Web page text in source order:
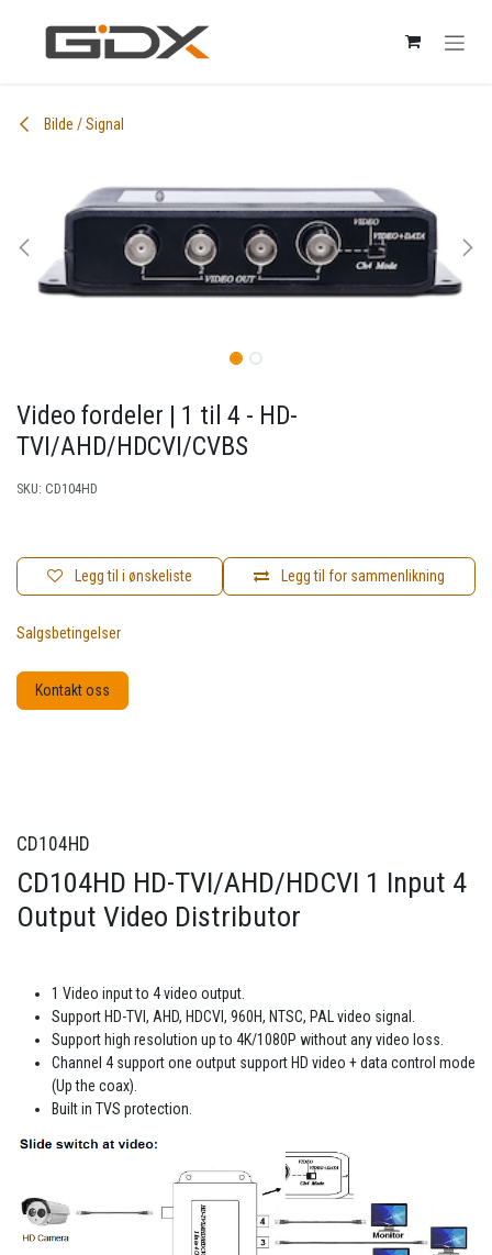
Bilde / Signal
Video fordeler | 1 til 4 - HD-
TVI/AHD/HDCVI/CVBS
SKU: CD104HD
Legg til for sammenlikning
Legg til i ønskeliste
Salgsbetingelser
Kontakt oss
CD104HD
CD104HD HD-TVI/AHD/HDCVI 1 Input 4
Output Video Distributor
1 Video input to 4 video output.
Support HD-TVI, AHD, HDCVI, 960H, NTSC, PAL video signal.
Support high resolution up to 4K/1080P without any video loss.
Channel 4 support one output support HD video + data control mode
(Up the coax).
Built in TVS protection.